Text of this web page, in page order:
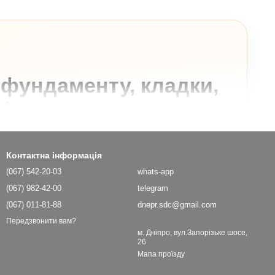
кладки,
застосування. Його обирають для
розчину, бетонних конструкцій і
суміші. Якщо вам потрібно купити
лише на ціну одного мішка, а й на тип
на сайті вже є корисні розділи для
Контактна інформація
(067) 542-20-03
(067) 982-42-00
(067) 011-81-88
Передзвонити вам?
whats-app
telegram
dnepr.sdc@gmail.com
м. Дніпро, вул.Запорізьке шосе,
26
Мапа проїзду